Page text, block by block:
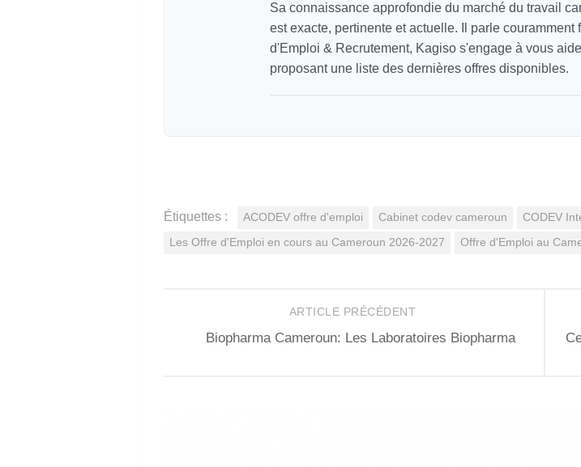
Sa connaissance approfondie du marché du travail
est exacte, pertinente et actuelle. Il parle
d'Emploi & Recrutement, Kagiso s'engage à vous
proposant une liste des dernières offres disponibles.
Étiquettes : ACODEV offre d'emploi Cabinet codev cameroun CODEV
Les Offre d'Emploi en cours au Cameroun 2026-2027 Offre d'Emploi au
ARTICLE PRÉCÉDENT
Biopharma Cameroun: Les Laboratoires Biopharma